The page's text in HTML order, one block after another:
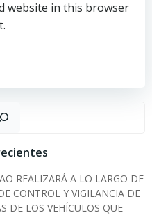
website in this browser
REALIZARÁ A LO LARGO DE
CONTROL Y VIGILANCIA DE
DE LOS VEHÍCULOS QUE